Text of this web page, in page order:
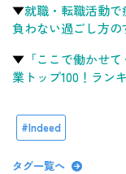
▼就職・転職活動
負わない過ごし方の
▼ 「ここで働かせ
業トップ100！ラン
Indeed
タグ一覧へ